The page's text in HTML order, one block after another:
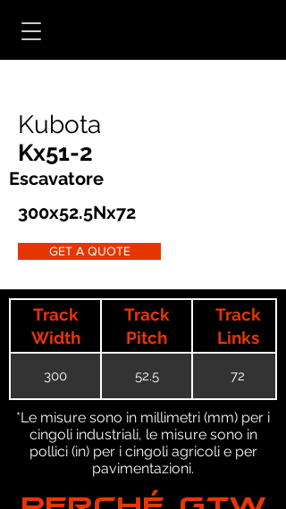
Kubota
Kx51-2
Escavatore
300x52.5Nx72
GET A QUOTE
Track
Width
Track
Pitch
Track
Links
300 52.5 72
*Le misure sono in millimetri (mm) per i
cingoli industriali, le misure sono in
pollici (in) per i cingoli agricoli e per
pavimentazioni.
PERCHÉ GTW